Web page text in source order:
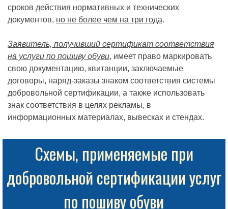
сроков действия нормативных и технических
документов, но не более чем на три года.
Заявитель, получивший сертификат соответствия
на услуги по пошиву обуви, имеет право маркировать
свою документацию, квитанции, заключаемые
договоры, наряд-заказы знаком соответствия системы
добровольной сертификации, а также использовать
знак соответствия в целях рекламы, в
информационных материалах, вывесках и стендах.
Схемы, применяемые при
добровольной сертификации услуг
по пошиву обуви